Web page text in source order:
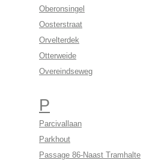
Oberonsingel
Oosterstraat
Orvelterdek
Otterweide
Overeindseweg
P
Parcivallaan
Parkhout
Passage 86-Naast Tramhalte